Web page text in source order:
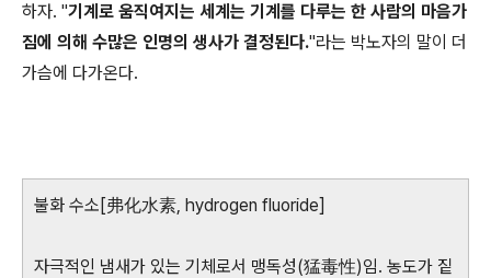
하자. "기계로 움직여지는 세계는 기계를 다루는 한 사람의 마음가
짐에 의해 수많은 인명의 생사가 결정된다."라는 박노자의 말이 더
가슴에 다가온다.
불화 수소[弗化水素, hydrogen fluoride]
자극적인 냄새가 있는 기체로서 맹독성(猛毒性)임. 농도가 짙